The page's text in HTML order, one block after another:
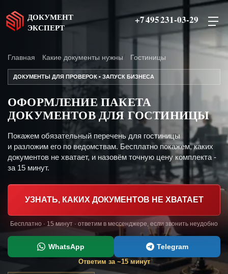
ДОКУМЕНТ
ЭКСПЕРТ
+7 495 231-03-29
Главная Какие документы нужны Гостиницы
ДОКУМЕНТЫ ДЛЯ ПРОВЕРОК • ЗАПУСК БИЗНЕСА
ОФОРМЛЕНИЕ ПАКЕТА
ДОКУМЕНТОВ ДЛЯ ГОСТИНИЦЫ
Покажем обязательный перечень для гостиницы
и разложим его по ведомствам. Бесплатно покажем, каких
документов не хватает, и назовём точную цену комплекта -
за 15 минут.
УЗНАТЬ, КАКИХ ДОКУМЕНТОВ НЕ ХВАТАЕТ
Бесплатно · 15 минут · ответим в мессенджере, если звонить неудобно
WhatsApp Telegram
Ответим за ~15 минут